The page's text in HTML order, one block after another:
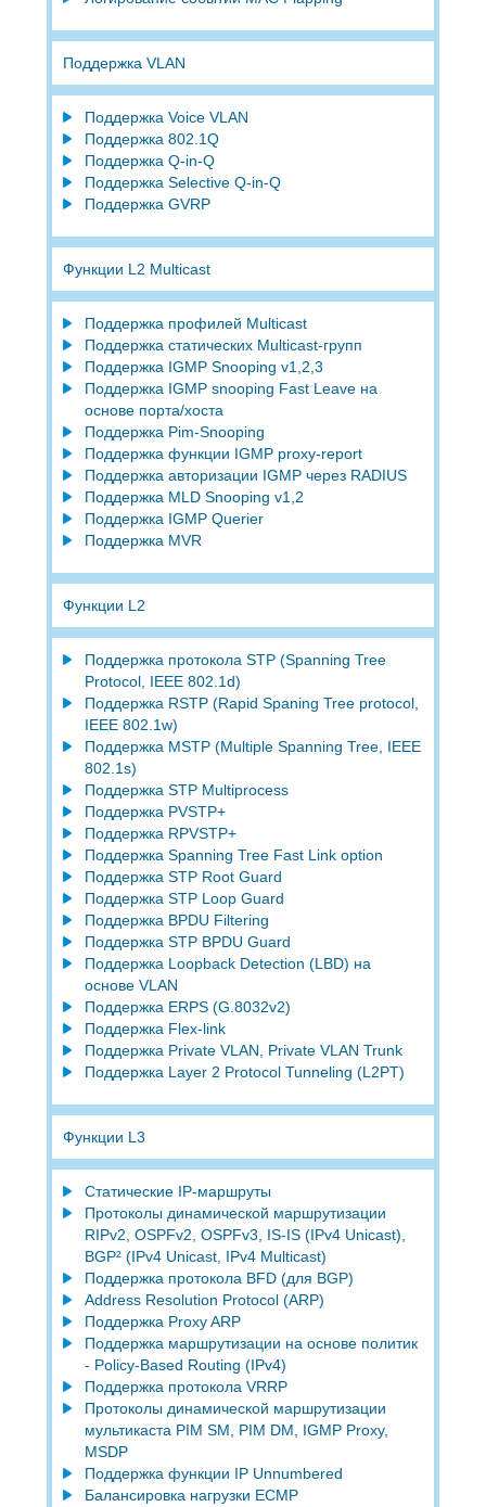
Поддержка VLAN
Поддержка Voice VLAN
Поддержка 802.1Q
Поддержка Q-in-Q
Поддержка Selective Q-in-Q
Поддержка GVRP
Функции L2 Multicast
Поддержка профилей Multicast
Поддержка статических Multicast-групп
Поддержка IGMP Snooping v1,2,3
Поддержка IGMP snooping Fast Leave на
основе порта/хоста
Поддержка Pim-Snooping
Поддержка функции IGMP proxy-report
Поддержка авторизации IGMP через RADIUS
Поддержка MLD Snooping v1,2
Поддержка IGMP Querier
Поддержка MVR
Функции L2
Поддержка протокола STP (Spanning Tree
Protocol, IEEE 802.1d)
Поддержка RSTP (Rapid Spaning Tree protocol,
IEEE 802.1w)
Поддержка MSTP (Multiple Spanning Tree, IEEE
802.1s)
Поддержка STP Multiprocess
Поддержка PVSTP+
Поддержка RPVSTP+
Поддержка Spanning Tree Fast Link option
Поддержка STP Root Guard
Поддержка STP Loop Guard
Поддержка BPDU Filtering
Поддержка STP BPDU Guard
Поддержка Loopback Detection (LBD) на
основе VLAN
Поддержка ERPS (G.8032v2)
Поддержка Flex-link
Поддержка Private VLAN, Private VLAN Trunk
Поддержка Layer 2 Protocol Tunneling (L2PT)
Функции L3
Статические IP-маршруты
Протоколы динамической маршрутизации
RIPv2, OSPFv2, OSPFv3, IS-IS (IPv4 Unicast),
BGP² (IPv4 Unicast, IPv4 Multicast)
Поддержка протокола BFD (для BGP)
Address Resolution Protocol (ARP)
Поддержка Proxy ARP
Поддержка маршрутизации на основе политик
- Policy-Based Routing (IPv4)
Поддержка протокола VRRP
Протоколы динамической маршрутизации
мультикаста PIM SM, PIM DM, IGMP Proxy,
MSDP
Поддержка функции IP Unnumbered
Балансировка нагрузки ECMP